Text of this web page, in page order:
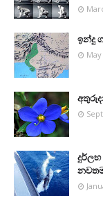
ඉන්දු
May